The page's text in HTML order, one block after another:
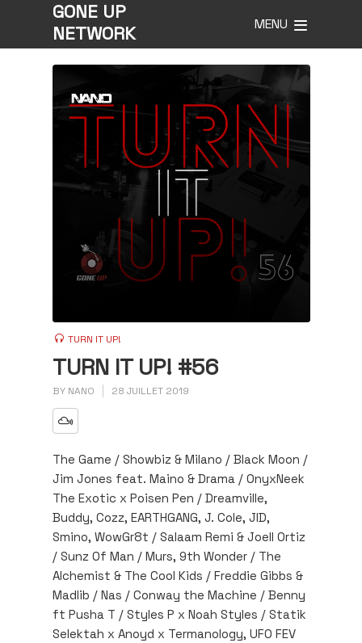
GONE UP
NETWORK
MENU
TURN IT UP!
TURN IT UP! #56
BY NANO 28 JUILLET 2019
The Game / Showbiz & Milano / Black Moon /
Jim Jones feat. Maino & Drama / OnyxNeek
The Exotic x Poisen Pen / Dreamville,
Buddy, Cozz, EARTHGANG, J. Cole, JID,
Smino, WowGr8t / Salaam Remi & Joell Ortiz
/ Sunz Of Man / Murs, 9th Wonder / The
Alchemist & The Cool Kids / Freddie Gibbs &
Madlib / Nas / Conway the Machine / Benny
ft Pusha T / Styles P x Noah Styles / Statik
Selektah x Anoyd x Termanology, UFO FEV